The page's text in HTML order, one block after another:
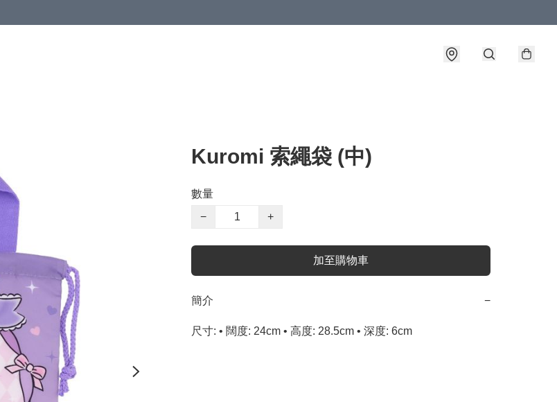
Kuromi 索繩袋 (中)
數量
−
+
加至購物車
簡介 −
尺寸: • 闊度: 24cm • 高度: 28.5cm • 深度: 6cm